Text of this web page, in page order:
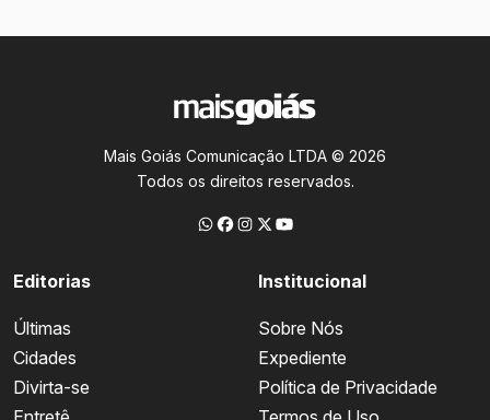
Mais Goiás Comunicação LTDA © 2026
Todos os direitos reservados.
Editorias
Últimas
Cidades
Divirta-se
Institucional
Sobre Nós
Expediente
Política de Privacidade